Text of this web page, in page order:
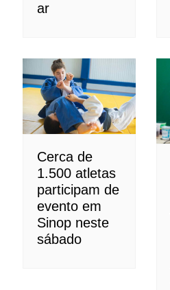
ar
Cerca de
1.500 atletas
participam de
evento em
Sinop neste
sábado